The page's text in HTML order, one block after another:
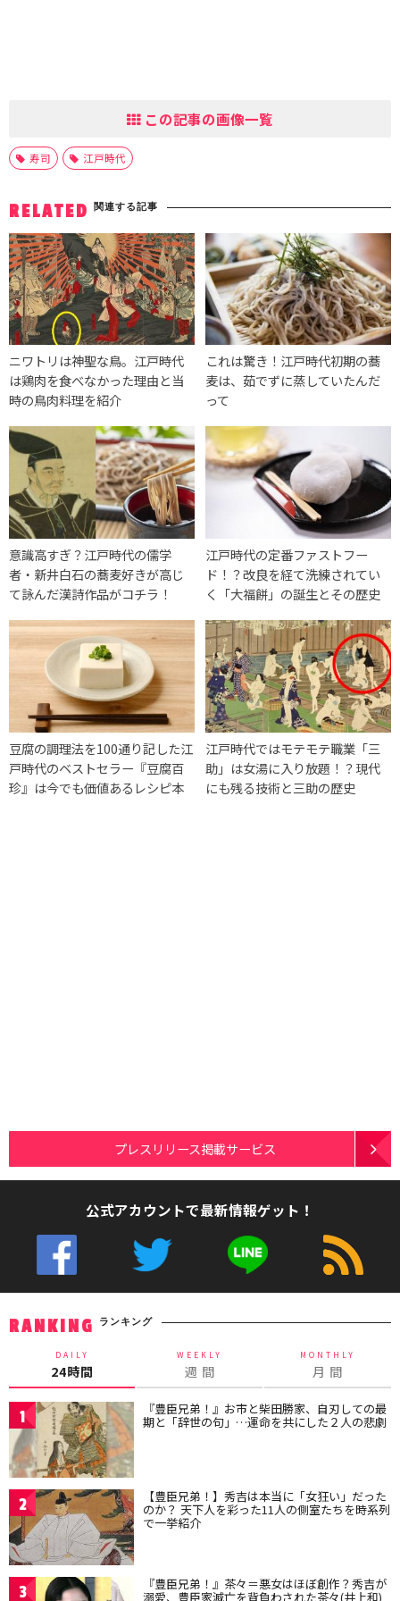
この記事の画像一覧
寿司 江戸時代
RELATED 関連する記事
ニワトリは神聖な鳥。江戸時代
は鶏肉を食べなかった理由と当
時の鳥肉料理を紹介
これは驚き！江戸時代初期の蕎
麦は、茹でずに蒸していたんだ
って
意識高すぎ？江戸時代の儒学
者・新井白石の蕎麦好きが高じ
て詠んだ漢詩作品がコチラ！
江戸時代の定番ファストフー
ド！？改良を経て洗練されてい
く「大福餅」の誕生とその歴史
豆腐の調理法を100通り記した江
戸時代のベストセラー『豆腐百
珍』は今でも価値あるレシピ本
江戸時代ではモテモテ職業「三
助」は女湯に入り放題！？現代
にも残る技術と三助の歴史
プレスリリース掲載サービス
公式アカウントで最新情報ゲット！
RANKING ランキング
DAILY
24時間
WEEKLY
週 間
MONTHLY
月 間
1 『豊臣兄弟！』お市と柴田勝家、自刃しての最
期と「辞世の句」…運命を共にした２人の悲劇
2 【豊臣兄弟！】秀吉は本当に「女狂い」だった
のか？ 天下人を彩った11人の側室たちを時系列
で一挙紹介
3 『豊臣兄弟！』茶々＝悪女はほぼ創作？秀吉が
溺愛、豊臣家滅亡を背負わされた茶々(井上和)